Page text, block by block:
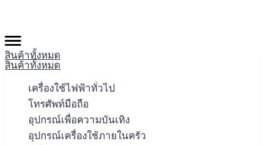
สินค้าทั้งหมด
สินค้าทั้งหมด
เครื่องใช้ไฟฟ้าทั่วไป
โทรศัพท์มือถือ
อุปกรณ์เพื่อความบันเทิง
อุปกรณ์เครื่องใช้ภายในครัว